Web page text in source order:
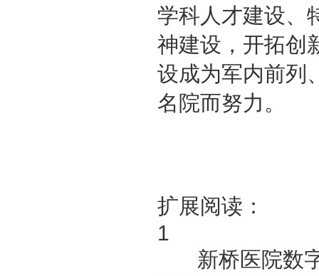
学科人才建设、
神建设，开拓创
设成为军内前列
名院而努力。
扩展阅读：
1
新桥医院数字